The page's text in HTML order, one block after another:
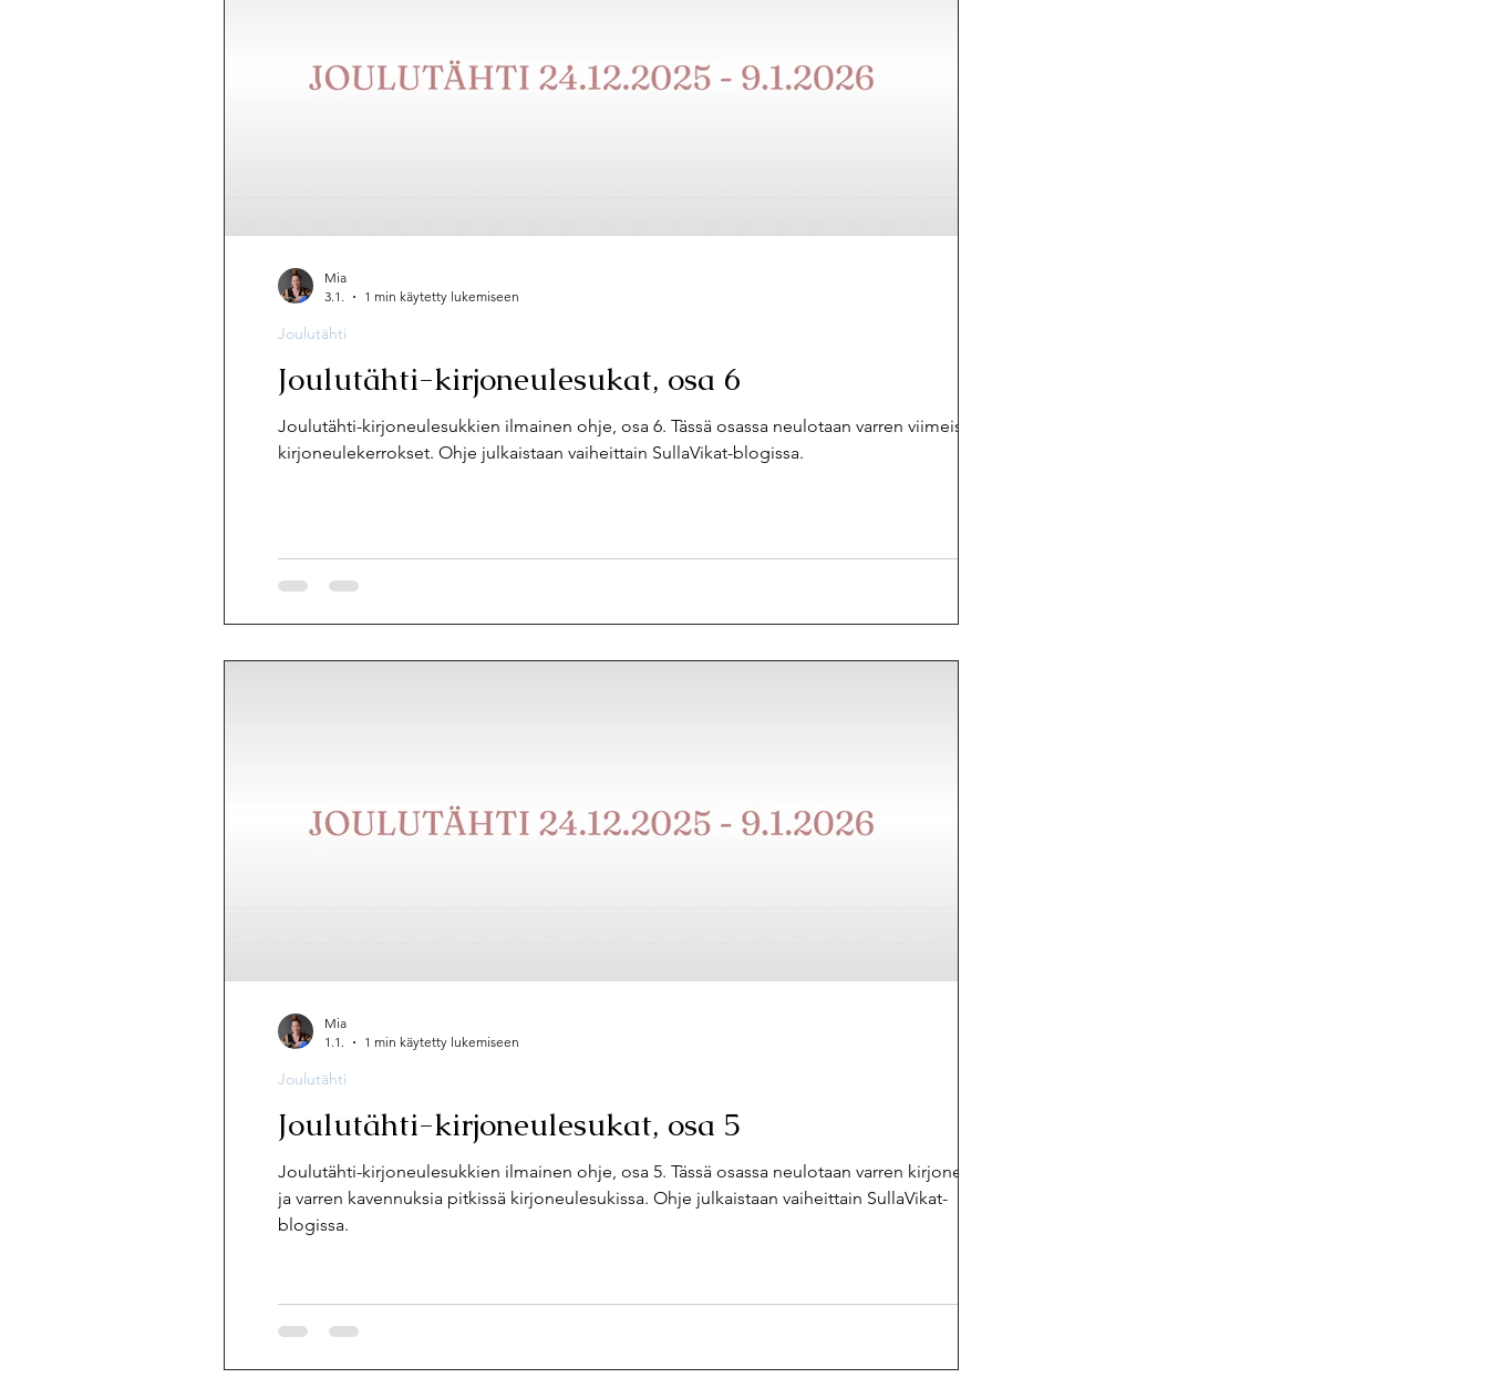
Joulutähti-kirjoneulesukat, osa 6
Joulutähti-kirjoneulesukkien ilmainen ohje, osa 6. Tässä osassa neulotaan varren viimeiset
kirjoneulekerrokset. Ohje julkaistaan vaiheittain SullaVikat-blogissa.
Joulutähti
Mia
3.1.
1 min käytetty lukemiseen
Joulutähti-kirjoneulesukat, osa 5
Joulutähti-kirjoneulesukkien ilmainen ohje, osa 5. Tässä osassa neulotaan varren kirjoneuletta
ja varren kavennuksia pitkissä kirjoneulesukissa. Ohje julkaistaan vaiheittain SullaVikat-
blogissa.
Joulutähti
Mia
1.1.
1 min käytetty lukemiseen